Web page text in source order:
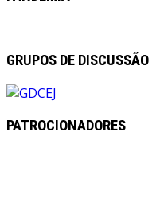
GRUPOS DE DISCUSSÃO
PATROCIONADORES